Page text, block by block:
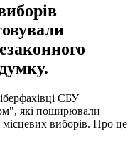
СБУ
які поширювали
виборів. Про це